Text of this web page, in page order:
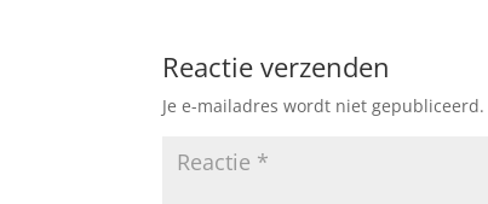
Reactie verzenden
Je e-mailadres wordt niet gepubliceerd.